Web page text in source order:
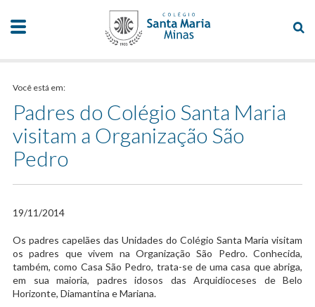
Você está em:
Padres do Colégio Santa Maria
visitam a Organização São
Pedro
19/11/2014
​Os padres capelães das Unidades do Colégio Santa Maria visitam
os padres que vivem na Organização São Pedro. Conhecida,
também, como Casa São Pedro, trata-se de uma casa que abriga,
em sua maioria, padres idosos das Arquidioceses de Belo
Horizonte, Diamantina e Mariana.